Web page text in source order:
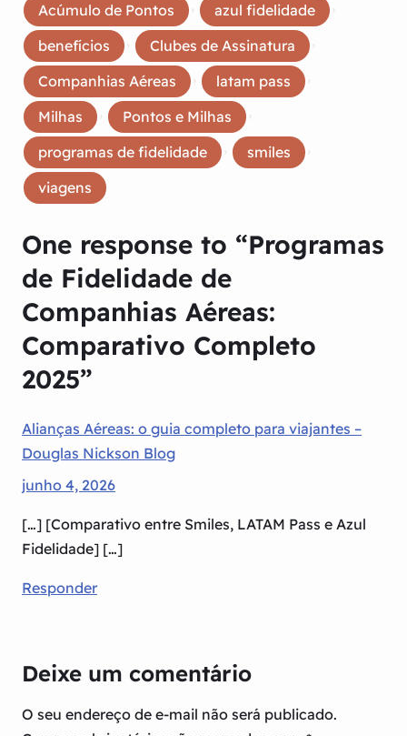
Acúmulo de Pontos azul fidelidade
benefícios Clubes de Assinatura
Companhias Aéreas latam pass
Milhas Pontos e Milhas
programas de fidelidade smiles
viagens
One response to “Programas
de Fidelidade de
Companhias Aéreas:
Comparativo Completo
2025”
Alianças Aéreas: o guia completo para viajantes –
Douglas Nickson Blog
junho 4, 2026
[…] [Comparativo entre Smiles, LATAM Pass e Azul
Fidelidade] […]
Responder
Deixe um comentário
O seu endereço de e-mail não será publicado.